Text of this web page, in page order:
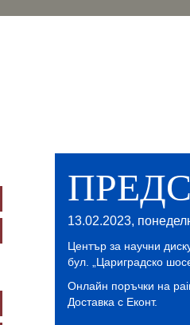
13.02.2023,
Център за научни
бул. „Цариградско
Онлайн поръчки на
Доставка с Еконт.